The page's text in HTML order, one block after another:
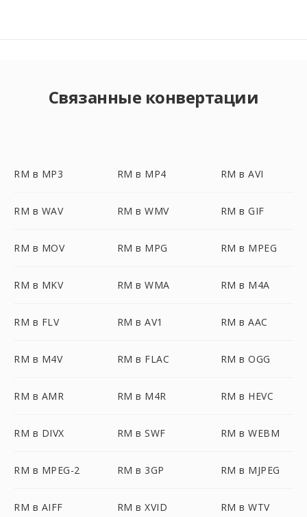
Связанные конвертации
RM в MP3 RM в MP4 RM в AVI
RM в WAV RM в WMV RM в GIF
RM в MOV RM в MPG RM в MPEG
RM в MKV RM в WMA RM в M4A
RM в FLV RM в AV1 RM в AAC
RM в M4V RM в FLAC RM в OGG
RM в AMR RM в M4R RM в HEVC
RM в DIVX RM в SWF RM в WEBM
RM в MPEG-2 RM в 3GP RM в MJPEG
RM в AIFF RM в XVID RM в WTV